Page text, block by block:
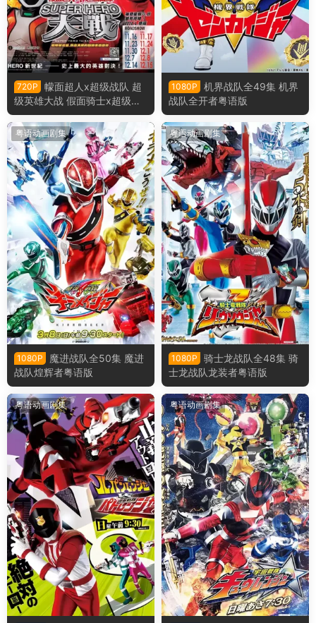
720P
幪面超人x超级战队 超
级英雄大战 假面骑士x超级战
队 超级英雄大战粤语版
1080P
机界战队全49集 机界
战队全开者粤语版
粤语动画剧集
1080P
魔进战队全50集 魔进
战队煌辉者粤语版
粤语动画剧集
1080P
骑士龙战队全48集 骑
士龙战队龙装者粤语版
粤语动画剧集 粤语动画剧集